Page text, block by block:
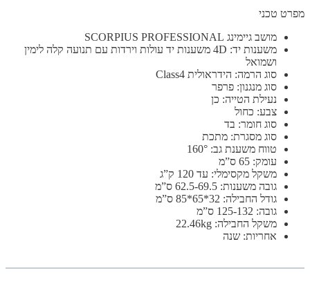
מפרט טכני
מושב גיימינג SCORPIUS PROFESSIONAL
משענות יד: 4D משענות יד עולות וירדות עם תנועה קלה לימין
ושמואל
סוג הרמה: הידראולית Class4
סוג מנגנון: פרפר
נעילת הטייה: כן
צבע: כחול
סוג חומר: בד
סוג מסגרת: מתכת
טווח משענת גב: 160°
עומק: 65 ס”מ
משקל מקסימלי: עד 120 ק”ג
גובה משענות: 62.5-69.5 ס”מ
גודל החבילה: 32*65*85 ס”מ
גובה: 125-132 ס”מ
משקל החבילה: 22.46kg
אחריות: שנה